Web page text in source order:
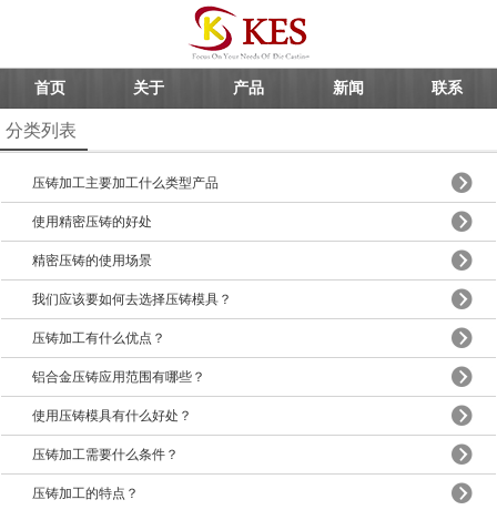
首页 关于 产品 新闻 联系
分类列表
压铸加工主要加工什么类型产品
使用精密压铸的好处
精密压铸的使用场景
我们应该要如何去选择压铸模具？
压铸加工有什么优点？
铝合金压铸应用范围有哪些？
使用压铸模具有什么好处？
压铸加工需要什么条件？
压铸加工的特点？